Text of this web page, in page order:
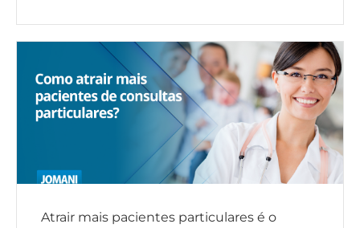
Atrair mais pacientes particulares é o